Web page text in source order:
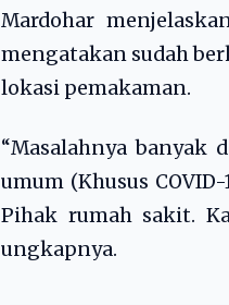
Mardohar
mengatakan sudah
lokasi pemakaman.
“Masalahnya banyak
umum (Khusus
Pihak rumah sakit.
ungkapnya.